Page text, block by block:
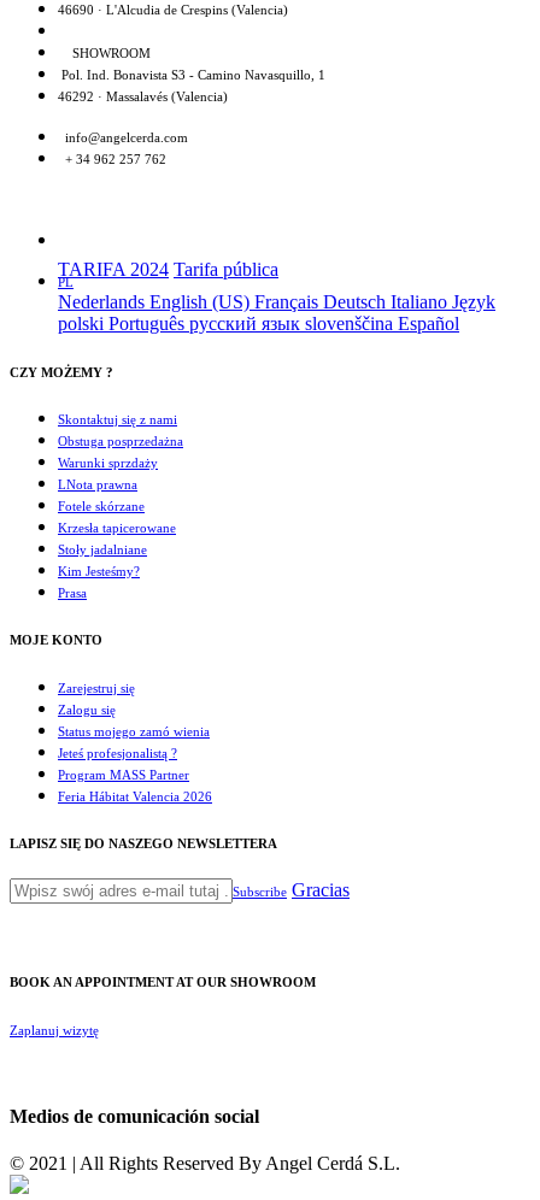
46690 · L'Alcudia de Crespins (Valencia)
SHOWROOM
Pol. Ind. Bonavista S3 - Camino Navasquillo, 1
46292 · Massalavés (Valencia)
info@angelcerda.com
+ 34 962 257 762
TARIFA 2024 Tarifa pública
PL
Nederlands English (US) Français Deutsch Italiano Język
polski Português русский язык slovenščina Español
CZY MOŻEMY ?
Skontaktuj się z nami
Obstuga posprzedażna
Warunki sprzdaży
LNota prawna
Fotele skórzane
Krzesła tapicerowane
Stoły jadalniane
Kim Jesteśmy?
Prasa
MOJE KONTO
Zarejestruj się
Zalogu się
Status mojego zamó wienia
Jeteś profesjonalistą ?
Program MASS Partner
Feria Hábitat Valencia 2026
LAPISZ SIĘ DO NASZEGO NEWSLETTERA
Subscribe Gracias
BOOK AN APPOINTMENT AT OUR SHOWROOM
Zaplanuj wizytę
Medios de comunicación social
© 2021 | All Rights Reserved By Angel Cerdá S.L.